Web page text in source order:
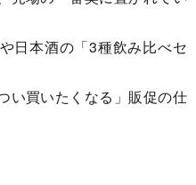
日本酒の「3種飲み比べセ
い買いたくなる」販促の仕